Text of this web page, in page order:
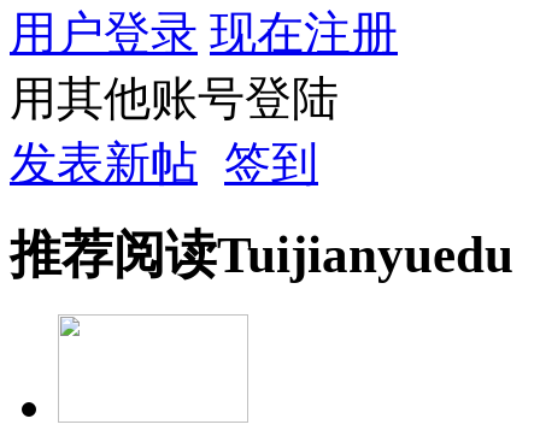
用户登录 现在注册
用其他账号登陆
发表新帖 签到
推荐阅读Tuijianyuedu